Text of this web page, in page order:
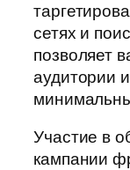
сетях и
позволяет
аудитории
Участие в
кампании